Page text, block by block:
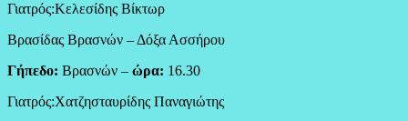
Γιατρός:Κελεσίδης Βίκτωρ
Βρασίδας Βρασνών – Δόξα Ασσήρου
Γήπεδο: Βρασνών – ώρα: 16.30
Γιατρός:Χατζησταυρίδης Παναγιώτης